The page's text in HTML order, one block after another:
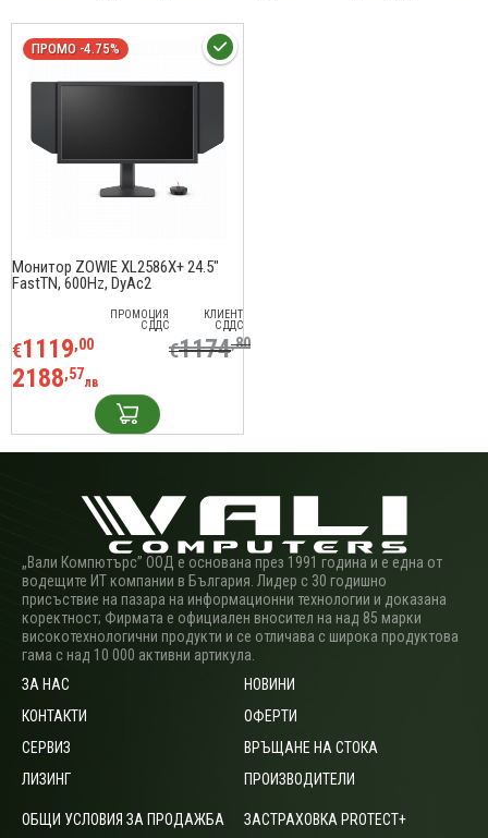
ПРОМО -4.75%
Монитор ZOWIE XL2586X+ 24.5"
FastTN, 600Hz, DyAc2
ПРОМОЦИЯ
С ДДС
€1119,00
2188,57лв
КЛИЕНТ
С ДДС
€1174,80
„Вали Компютърс” ООД е основана през 1991 година и е една от
водещите ИТ компании в България. Лидер с 30 годишно
присъствие на пазара на информационни технологии и доказана
коректност; Фирмата е официален вносител на над 85 марки
високотехнологични продукти и се отличава с широка продуктова
гама с над 10 000 активни артикула.
ЗА НАС
КОНТАКТИ
СЕРВИЗ
ЛИЗИНГ
НОВИНИ
ОФЕРТИ
ВРЪЩАНЕ НА СТОКА
ПРОИЗВОДИТЕЛИ
ОБЩИ УСЛОВИЯ ЗА ПРОДАЖБА ЗАСТРАХОВКА PROTECT+